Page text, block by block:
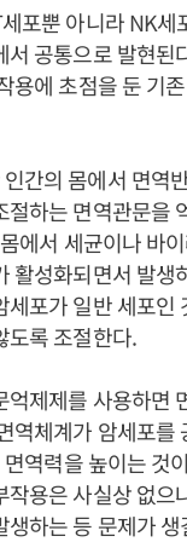
포뿐 아니라 NK세
서 공통으로 발현된
용에 초점을 둔 기
간의 몸에서 면역
절하는 면역관문을
에서 세균이나 바
활성화되면서 발생
세포가 일반 세포인
도록 조절한다.
억제제를 사용하면
역체계가 암세포를
역력을 높이는 것
작용은 사실상 없으
생하는 등 문제가